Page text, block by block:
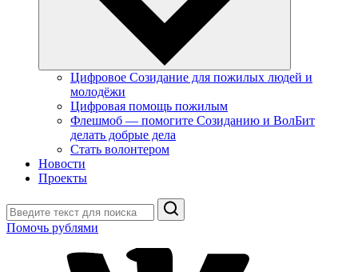
Цифровое Созидание для пожилых людей и
молодёжи
Цифровая помощь пожилым
Флешмоб — помогите Созиданию и ВолБит
делать добрые дела
Стать волонтером
Новости
Проекты
Поиск
Помочь рублями